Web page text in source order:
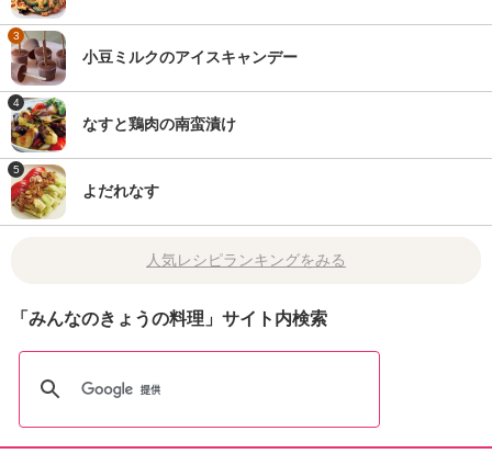
3
小豆ミルクのアイスキャンデー
4
なすと鶏肉の南蛮漬け
5
よだれなす
人気レシピランキングをみる
「みんなのきょうの料理」サイト内検索